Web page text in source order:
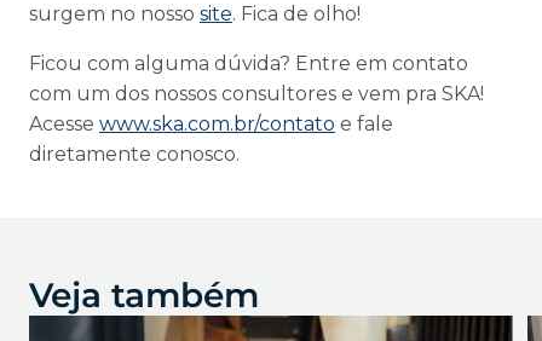
surgem no nosso site. Fica de olho!
Ficou com alguma dúvida? Entre em contato
com um dos nossos consultores e vem pra SKA!
Acesse www.ska.com.br/contato e fale
diretamente conosco.
Veja também